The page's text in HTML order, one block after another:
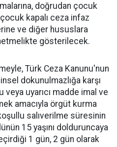
doğrudan çocuk
kapalı ceza infaz
ve diğer hususlara
gösterilecek.
Türk Ceza Kanunu'nun
dokunulmazlığa karşı
uyarıcı madde imal ve
amacıyla örgüt kurma
salıverilme süresinin
15 yaşını dolduruncaya
1 gün, 2 gün olarak